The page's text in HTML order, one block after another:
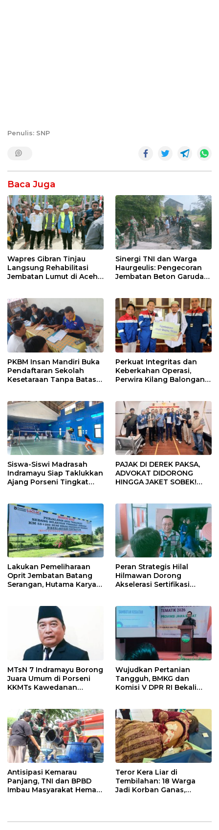
Penulis: SNP
Baca Juga
Wapres Gibran Tinjau
Langsung Rehabilitasi
Jembatan Lumut di Aceh
Sinergi TNI dan Warga
Haurgeulis: Pengecoran
Jembatan Beton Garuda
PKBM Insan Mandiri Buka
Pendaftaran Sekolah
Kesetaraan Tanpa Batas
Perkuat Integritas dan
Keberkahan Operasi,
Perwira Kilang Balongan
Siswa-Siswi Madrasah
Indramayu Siap Taklukkan
Ajang Porseni Tingkat
PAJAK DI DEREK PAKSA,
ADVOKAT DIDORONG
HINGGA JAKET SOBEK!
Pekanbaru!
Lakukan Pemeliharaan
Oprit Jembatan Batang
Serangan, Hutama Karya
Peran Strategis Hilal
Hilmawan Dorong
Akselerasi Sertifikasi
Indramayu
MTsN 7 Indramayu Borong
Juara Umum di Porseni
KKMTs Kawedanan
Wujudkan Pertanian
Tangguh, BMKG dan
Komisi V DPR RI Bekali
Antisipasi Kemarau
Panjang, TNI dan BPBD
Imbau Masyarakat Hemat
Teror Kera Liar di
Tembilahan: 18 Warga
Jadi Korban Ganas,